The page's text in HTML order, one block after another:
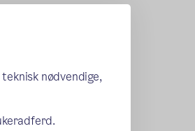
nødvendige,